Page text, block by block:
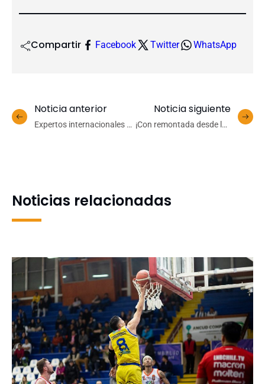
Compartir Facebook Twitter WhatsApp
Noticia anterior
Expertos internacionales y
Noticia siguiente
¡Con remontada desde las
Noticias relacionadas